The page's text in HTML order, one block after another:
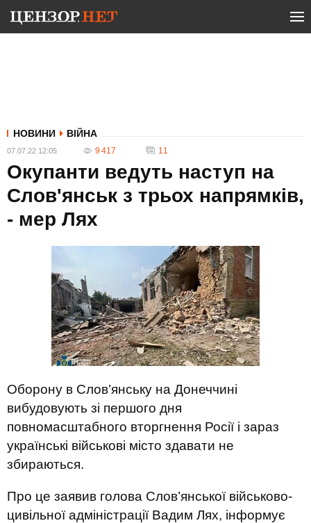
НОВИНИ ВІЙНА
07.07.22 12:05 9 417 11
Окупанти ведуть наступ на
Слов'янськ з трьох напрямків,
- мер Лях
Оборону в Слов’янську на Донеччині
вибудовують зі першого дня
повномасштабного вторгнення Росії і зараз
українські військові місто здавати не
збираються.
Про це заявив голова Слов’янської військово-
цивільної адміністрації Вадим Лях, інформує